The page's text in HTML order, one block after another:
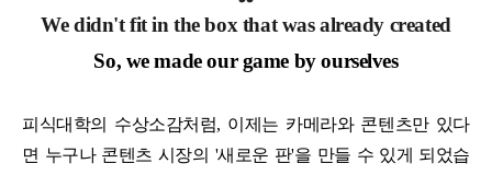
We didn't fit in the box that was already created
So, we made our game by ourselves
피식대학의 수상소감처럼, 이제는 카메라와 콘텐츠만 있다
면 누구나 콘텐츠 시장의 '새로운 판'을 만들 수 있게 되었습